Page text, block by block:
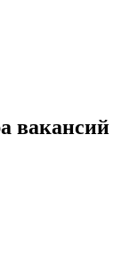
вакансий